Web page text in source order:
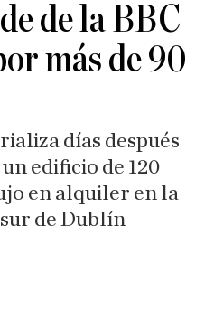
de la BBC
más de 90
días después
edificio de 120
en alquiler en la
de Dublín